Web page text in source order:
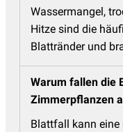
Wassermangel,
Hitze sind die
Blattränder und
Warum fallen die
Zimmerpflanzen
Blattfall kann eine